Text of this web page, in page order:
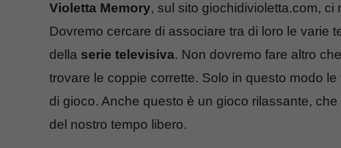
Violetta Memory, sul sito giochidivioletta.com, ci
Dovremo cercare di associare tra di loro le varie
della serie televisiva. Non dovremo fare altro
trovare le coppie corrette. Solo in questo modo
di gioco. Anche questo è un gioco rilassante,
del nostro tempo libero.